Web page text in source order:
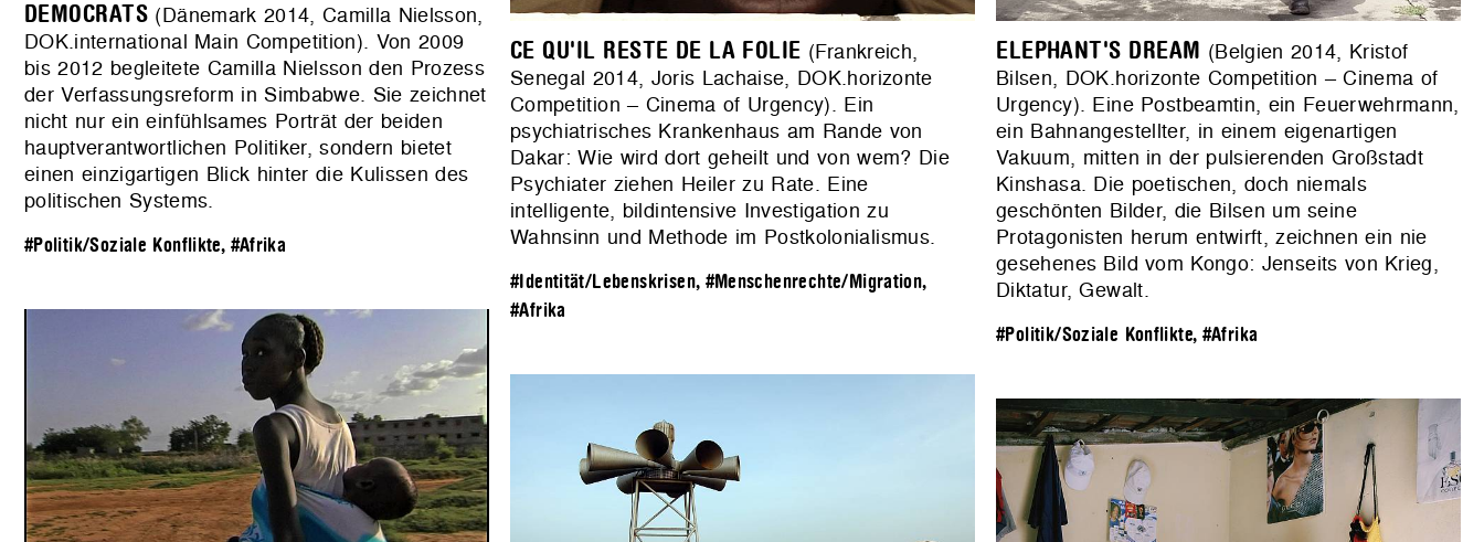
DEMOCRATS (Dänemark 2014, Camilla Nielsson,
DOK.international Main Competition). Von 2009
bis 2012 begleitete Camilla Nielsson den Prozess
der Verfassungsreform in Simbabwe. Sie zeichnet
nicht nur ein einfühlsames Porträt der beiden
hauptverantwortlichen Politiker, sondern bietet
einen einzigartigen Blick hinter die Kulissen des
politischen Systems.
#Politik/Soziale Konflikte, #Afrika
CE QU'IL RESTE DE LA FOLIE (Frankreich,
Senegal 2014, Joris Lachaise, DOK.horizonte
Competition – Cinema of Urgency). Ein
psychiatrisches Krankenhaus am Rande von
Dakar: Wie wird dort geheilt und von wem? Die
Psychiater ziehen Heiler zu Rate. Eine
intelligente, bildintensive Investigation zu
Wahnsinn und Methode im Postkolonialismus.
#Identität/Lebenskrisen, #Menschenrechte/Migration,
#Afrika
ELEPHANT'S DREAM (Belgien 2014, Kristof
Bilsen, DOK.horizonte Competition – Cinema of
Urgency). Eine Postbeamtin, ein Feuerwehrmann,
ein Bahnangestellter, in einem eigenartigen
Vakuum, mitten in der pulsierenden Großstadt
Kinshasa. Die poetischen, doch niemals
geschönten Bilder, die Bilsen um seine
Protagonisten herum entwirft, zeichnen ein nie
gesehenes Bild vom Kongo: Jenseits von Krieg,
Diktatur, Gewalt.
#Politik/Soziale Konflikte, #Afrika